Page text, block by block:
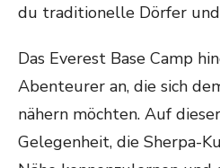
du traditionelle Dörfer
Das Everest Base Camp
Abenteurer an, die sich
nähern möchten. Auf
Gelegenheit, die Sherpa-